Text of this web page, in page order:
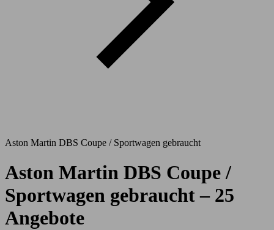
Aston Martin DBS Coupe / Sportwagen gebraucht
Aston Martin DBS Coupe /
Sportwagen gebraucht – 25
Angebote